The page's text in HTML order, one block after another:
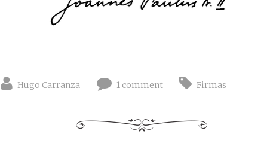
Hugo Carranza 1 comment Firmas